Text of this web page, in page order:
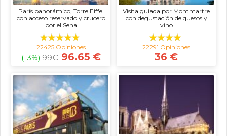
París panorámico, Torre Eiffel
con acceso reservado y crucero
por el Sena
22425 Opiniones
(-3%) 99€ 96.65 €
Visita guiada por Montmartre
con degustación de quesos y
vino
22291 Opiniones
36 €